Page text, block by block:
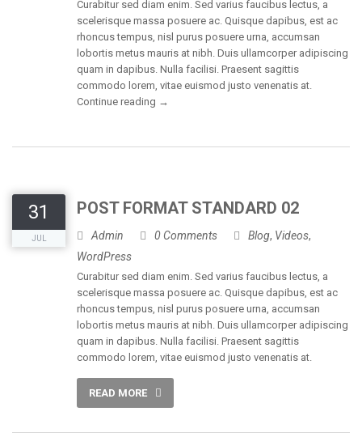
Curabitur sed diam enim. Sed varius faucibus lectus, a
scelerisque massa posuere ac. Quisque dapibus, est ac
rhoncus tempus, nisl purus posuere urna, accumsan
lobortis metus mauris at nibh. Duis ullamcorper adipiscing
quam in dapibus. Nulla facilisi. Praesent sagittis
commodo lorem, vitae euismod justo venenatis at.
Continue reading →
31
JUL
POST FORMAT STANDARD 02
Admin 0 Comments Blog, Videos,
WordPress
Curabitur sed diam enim. Sed varius faucibus lectus, a
scelerisque massa posuere ac. Quisque dapibus, est ac
rhoncus tempus, nisl purus posuere urna, accumsan
lobortis metus mauris at nibh. Duis ullamcorper adipiscing
quam in dapibus. Nulla facilisi. Praesent sagittis
commodo lorem, vitae euismod justo venenatis at.
READ MORE